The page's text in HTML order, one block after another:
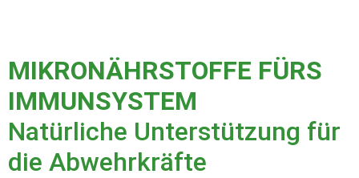
MIKRONÄHRSTOFFE FÜRS
IMMUNSYSTEM
Natürliche Unterstützung für
die Abwehrkräfte